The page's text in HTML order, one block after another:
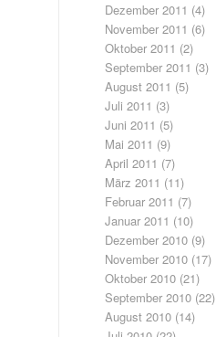
Dezember 2011 (4)
November 2011 (6)
Oktober 2011 (2)
September 2011 (3)
August 2011 (5)
Juli 2011 (3)
Juni 2011 (5)
Mai 2011 (9)
April 2011 (7)
März 2011 (11)
Februar 2011 (7)
Januar 2011 (10)
Dezember 2010 (9)
November 2010 (17)
Oktober 2010 (21)
September 2010 (22)
August 2010 (14)